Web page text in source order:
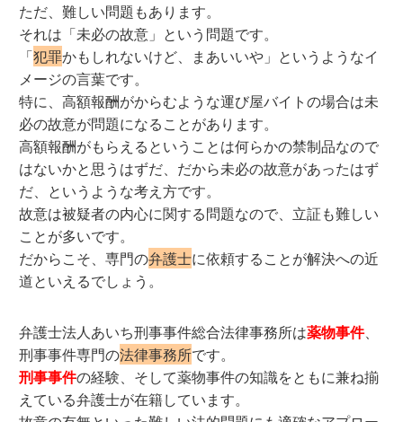
ただ、難しい問題もあります。
それは「未必の故意」という問題です。
「犯罪かもしれないけど、まあいいや」というようなイ
メージの言葉です。
特に、高額報酬がからむような運び屋バイトの場合は未
必の故意が問題になることがあります。
高額報酬がもらえるということは何らかの禁制品なので
はないかと思うはずだ、だから未必の故意があったはず
だ、というような考え方です。
故意は被疑者の内心に関する問題なので、立証も難しい
ことが多いです。
だからこそ、専門の弁護士に依頼することが解決への近
道といえるでしょう。
弁護士法人あいち刑事事件総合法律事務所は薬物事件、
刑事事件専門の法律事務所です。
刑事事件の経験、そして薬物事件の知識をともに兼ね揃
えている弁護士が在籍しています。